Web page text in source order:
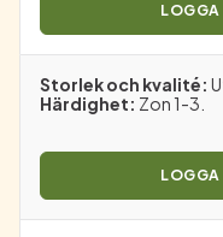
LOGGA
Storlek och kvalité:
Härdighet: Zon 1-3.
LOGGA